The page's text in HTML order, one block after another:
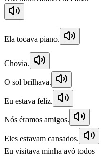
Ela tocava piano.
Chovia.
O sol brilhava.
Eu estava feliz.
Nós éramos amigos.
Eles estavam cansados.
Eu visitava minha avó todos